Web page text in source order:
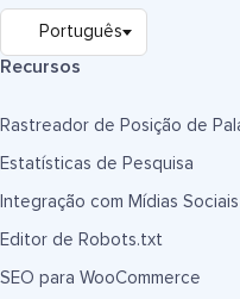
Recursos
Rastreador de Posição de
Estatísticas de Pesquisa
Integração com Mídias Sociais
Editor de Robots.txt
SEO para WooCommerce